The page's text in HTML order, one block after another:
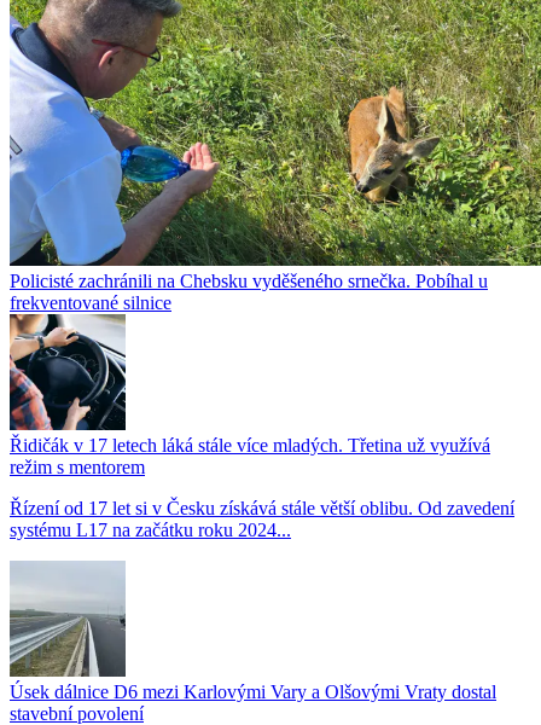
Policisté zachránili na Chebsku vyděšeného srnečka. Pobíhal u
frekventované silnice
Řidičák v 17 letech láká stále více mladých. Třetina už využívá
režim s mentorem
Řízení od 17 let si v Česku získává stále větší oblibu. Od zavedení
systému L17 na začátku roku 2024...
Úsek dálnice D6 mezi Karlovými Vary a Olšovými Vraty dostal
stavební povolení